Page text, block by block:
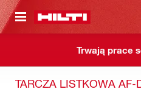
GŁÓWNEJ
Trwają prace
TARCZA LISTKOWA AF-